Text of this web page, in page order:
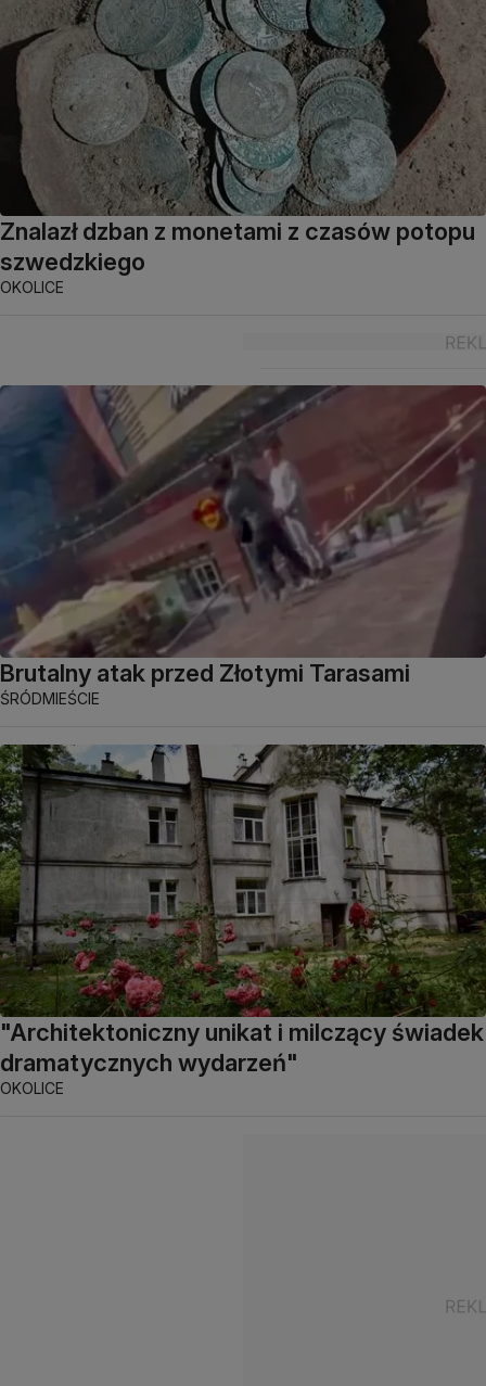
Znalazł dzban z monetami z czasów potopu
szwedzkiego
OKOLICE
Brutalny atak przed Złotymi Tarasami
ŚRÓDMIEŚCIE
"Architektoniczny unikat i milczący świadek
dramatycznych wydarzeń"
OKOLICE